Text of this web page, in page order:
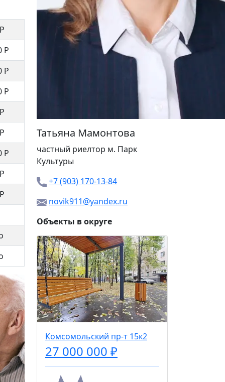
Р
Р
Р
Р
Татьяна Мамонтова
частный риелтор м. Парк
Культуры
+7 (903) 170-13-84
novik911@yandex.ru
Объекты в округе
Комсомольский пр-т 15к2
27 000 000 ₽